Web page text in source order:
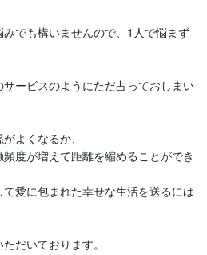
でも構いませんので、1人で悩まず
ービスのようにただ占っておしまい
よくなるか、
度が増えて距離を縮めることができ
て愛に包まれた幸せな生活を送るには
だいております。